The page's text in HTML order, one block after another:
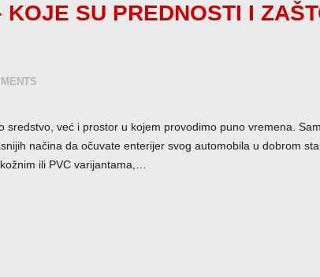
SU PREDNOSTI I
već i prostor u kojem provodimo puno vremena.
načina da očuvate enterijer svog automobila u dobrom
ili PVC varijantama,…